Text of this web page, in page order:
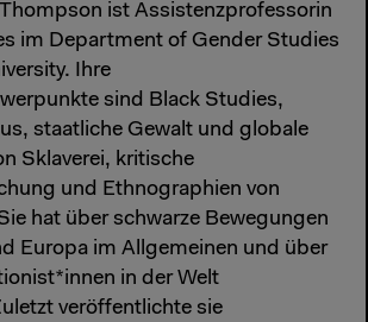
Thompson ist Assistenzprofessorin
im Department of Gender Studies
Ihre
sind Black Studies,
staatliche Gewalt und globale
Sklaverei, kritische
und Ethnographien von
hat über schwarze Bewegungen
Europa im Allgemeinen und über
in der Welt
veröffentlichte sie